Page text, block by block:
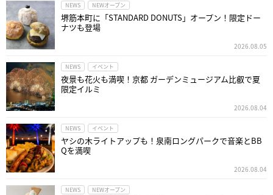
NEWS NEWオープン
堺筋本町に「STANDARD DONUTS」オープン！限定ドー
ナツも登場
2026.08.05
NEWS イベント
夜景も花火も満喫！京都 ガーデンミュージアム比叡で夏
限定イルミ
2026.08.04
NEWS イベント
ヤシの木ライトアップも！泉南ロングパークで音楽とBB
Qを満喫
2026.08.04
NEWS NEWオープン